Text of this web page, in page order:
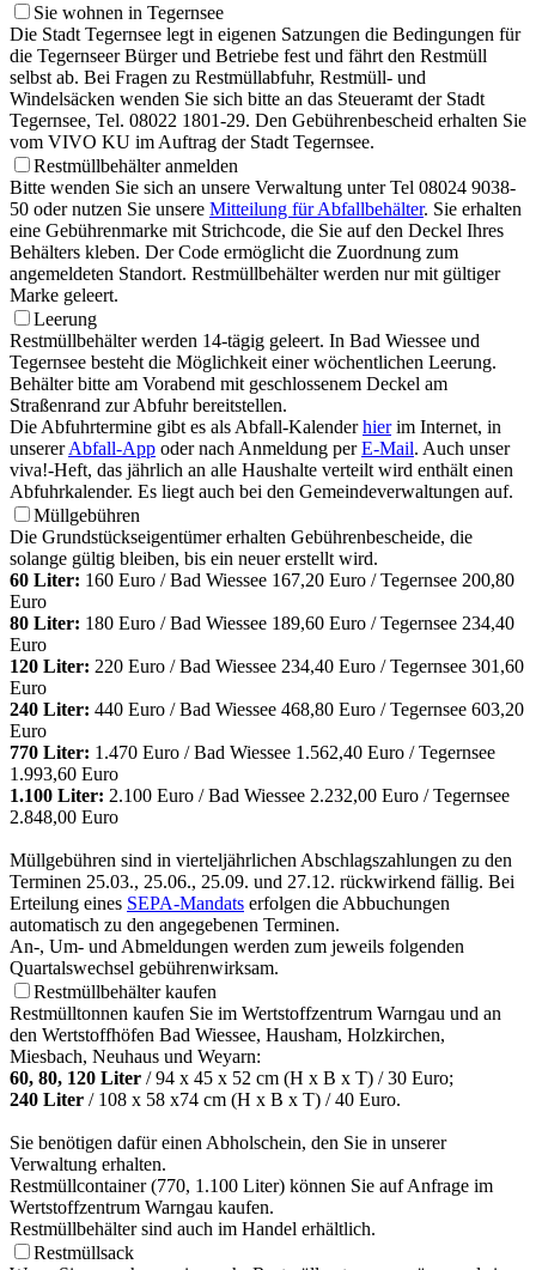
Sie wohnen in Tegernsee
Die Stadt Tegernsee legt in eigenen Satzungen die Bedingungen für
die Tegernseer Bürger und Betriebe fest und fährt den Restmüll
selbst ab. Bei Fragen zu Restmüllabfuhr, Restmüll- und
Windelsäcken wenden Sie sich bitte an das Steueramt der Stadt
Tegernsee, Tel. 08022 1801-29. Den Gebührenbescheid erhalten Sie
vom VIVO KU im Auftrag der Stadt Tegernsee.
Restmüllbehälter anmelden
Bitte wenden Sie sich an unsere Verwaltung unter Tel 08024 9038-
50 oder nutzen Sie unsere Mitteilung für Abfallbehälter. Sie erhalten
eine Gebührenmarke mit Strichcode, die Sie auf den Deckel Ihres
Behälters kleben. Der Code ermöglicht die Zuordnung zum
angemeldeten Standort. Restmüllbehälter werden nur mit gültiger
Marke geleert.
Leerung
Restmüllbehälter werden 14-tägig geleert. In Bad Wiessee und
Tegernsee besteht die Möglichkeit einer wöchentlichen Leerung.
Behälter bitte am Vorabend mit geschlossenem Deckel am
Straßenrand zur Abfuhr bereitstellen.
Die Abfuhrtermine gibt es als Abfall-Kalenderhierim Internet, in
unsererAbfall-App oder nach Anmeldung perE-Mail. Auch unser
viva!-Heft, das jährlich an alle Haushalte verteilt wird enthält einen
Abfuhrkalender. Es liegt auch bei den Gemeindeverwaltungen auf.
Müllgebühren
Die Grundstückseigentümer erhalten Gebührenbescheide, die
solange gültig bleiben, bis ein neuer erstellt wird.
60 Liter: 160 Euro / Bad Wiessee 167,20 Euro / Tegernsee 200,80
Euro
80 Liter: 180 Euro / Bad Wiessee 189,60 Euro / Tegernsee 234,40
Euro
120 Liter: 220 Euro / Bad Wiessee 234,40 Euro / Tegernsee 301,60
Euro
240 Liter: 440 Euro / Bad Wiessee 468,80 Euro / Tegernsee 603,20
Euro
770 Liter: 1.470 Euro / Bad Wiessee 1.562,40 Euro / Tegernsee
1.993,60 Euro
1.100 Liter: 2.100 Euro / Bad Wiessee 2.232,00 Euro / Tegernsee
2.848,00 Euro
Müllgebühren sind in vierteljährlichen Abschlagszahlungen zu den
Terminen 25.03., 25.06., 25.09. und 27.12. rückwirkend fällig. Bei
Erteilung eines SEPA-Mandats erfolgen die Abbuchungen
automatisch zu den angegebenen Terminen.
An-, Um- und Abmeldungen werden zum jeweils folgenden
Quartalswechsel gebührenwirksam.
Restmüllbehälter kaufen
Restmülltonnen kaufen Sie im Wertstoffzentrum Warngau und an
den Wertstoffhöfen Bad Wiessee, Hausham, Holzkirchen,
Miesbach, Neuhaus und Weyarn:
60, 80, 120 Liter / 94 x 45 x 52 cm (H x B x T) / 30 Euro;
240 Liter / 108 x 58 x74 cm (H x B x T) / 40 Euro.
Sie benötigen dafür einen Abholschein, den Sie in unserer
Verwaltung erhalten.
Restmüllcontainer (770, 1.100 Liter) können Sie auf Anfrage im
Wertstoffzentrum Warngau kaufen.
Restmüllbehälter sind auch im Handel erhältlich.
Restmüllsack